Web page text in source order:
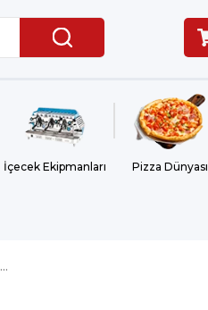
İçecek Ekipmanları Pizza Dünyası
...